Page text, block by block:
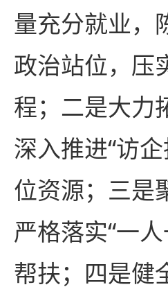
量充分就业，
政治站位，压
程；二是大力
深入推进“访
位资源；三是
严格落实“一
帮扶；四是健